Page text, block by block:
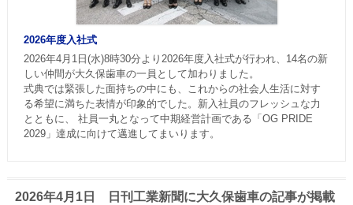
2026年度入社式
2026年4月1日(水)8時30分より2026年度入社式が行われ、14名の新
しい仲間が大久保歯車の一員として加わりました。
式典では緊張した面持ちの中にも、これからの社会人生活に対す
る希望に満ちた表情が印象的でした。新入社員のフレッシュな力
とともに、 社員一丸となって中期経営計画である「OG PRIDE
2029」達成に向けて邁進してまいります。
2026年4月1日 日刊工業新聞に大久保歯車の記事が掲載